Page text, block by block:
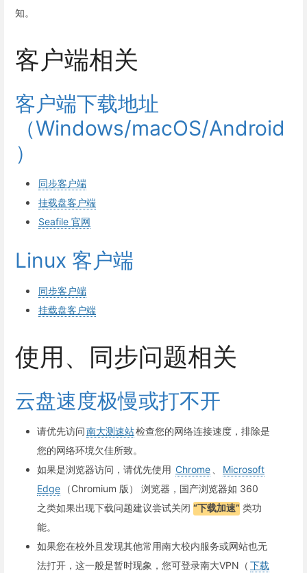
知。
客户端相关
客户端下载地址
（Windows/macOS/Android
）
同步客户端
挂载盘客户端
Seafile 官网
Linux 客户端
同步客户端
挂载盘客户端
使用、同步问题相关
云盘速度极慢或打不开
请优先访问南大测速站检查您的网络连接速度，排除是
您的网络环境欠佳所致。
如果是浏览器访问，请优先使用 Chrome
Microsoft
Edge
（Chromium 版） 浏览器，国产浏览器如 360
之类如果出现下载问题建议尝试关闭 “下载加速” 类功
能。
如果您在校外且发现其他常用南大校内服务或网站也无
法打开，这一般是暂时现象，您可登录南大VPN（ 下载